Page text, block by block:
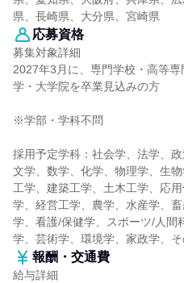
県、長崎県、大分県、宮崎県
応募資格
募集対象詳細
2027年3月に、専門学校・高等
学・大学院を卒業見込みの方
※学部・学科不問
採用予定学科：社会学、法学、
文学、数学、化学、物理学、生
工学、建築工学、土木工学、応
学、経営工学、農学、水産学、
学、看護/保健学、スポーツ/人間
学、芸術学、環境学、家政学、
報酬・交通費
給与詳細